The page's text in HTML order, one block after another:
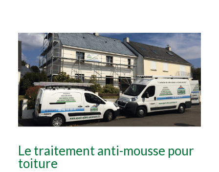
Le traitement anti-mousse pour
toiture